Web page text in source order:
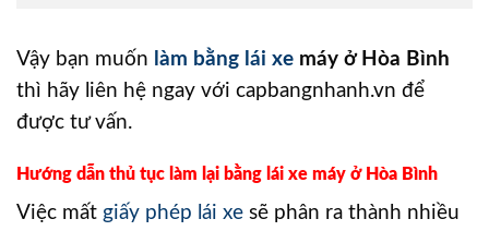
Vậy bạn muốn làm bằng lái xe máy ở Hòa Bình
thì hãy liên hệ ngay với capbangnhanh.vn để
được tư vấn.
Hướng dẫn thủ tục làm lại bằng lái xe máy ở Hòa Bình
Việc mất giấy phép lái xe sẽ phân ra thành nhiều